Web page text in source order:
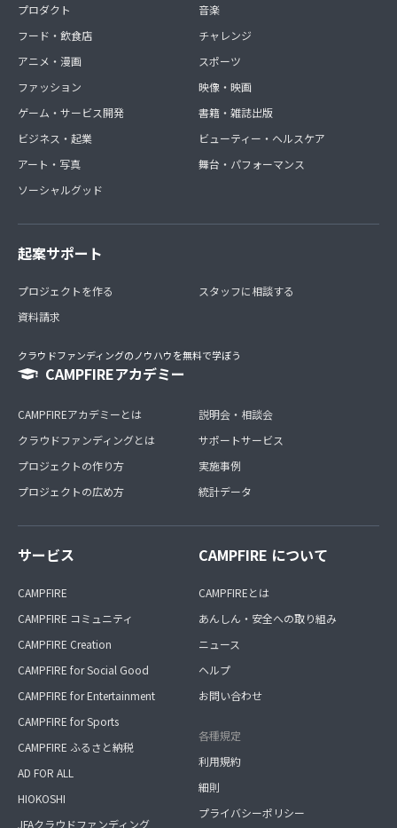
プロダクト
フード・飲食店
アニメ・漫画
ファッション
ゲーム・サービス開発
ビジネス・起業
アート・写真
ソーシャルグッド
音楽
チャレンジ
スポーツ
映像・映画
書籍・雑誌出版
ビューティー・ヘルスケア
舞台・パフォーマンス
起案サポート
プロジェクトを作る
資料請求
スタッフに相談する
クラウドファンディングのノウハウを無料で学ぼう
CAMPFIREアカデミー
CAMPFIREアカデミーとは
クラウドファンディングとは
プロジェクトの作り方
プロジェクトの広め方
説明会・相談会
サポートサービス
実施事例
統計データ
サービス
CAMPFIRE
CAMPFIRE コミュニティ
CAMPFIRE Creation
CAMPFIRE for Social Good
CAMPFIRE for Entertainment
CAMPFIRE for Sports
CAMPFIRE ふるさと納税
AD FOR ALL
HIOKOSHI
JFAクラウドファンディング
CAMPFIRE について
CAMPFIREとは
あんしん・安全への取り組み
ニュース
ヘルプ
お問い合わせ
各種規定
利用規約
細則
プライバシーポリシー